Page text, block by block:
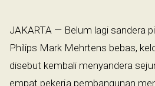
JAKARTA — Belum lagi sandera
Philips Mark Mehrtens bebas,
disebut kembali menyandera
empat pekerja pembangunan